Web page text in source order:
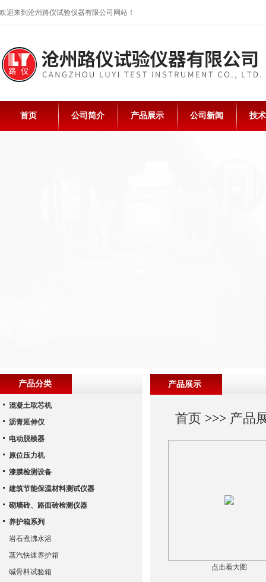
欢迎来到沧州路仪试验仪器有限公司网站！
首页 公司简介 产品展示 公司新闻 技
产品展示
首页 >>> 产品
点击看大图
产品分类
混凝土取芯机
沥青延伸仪
电动脱模器
原位压力机
漆膜检测设备
建筑节能保温材料测试仪器
砌墙砖、路面砖检测仪器
养护箱系列
岩石煮沸水浴
蒸汽快速养护箱
碱骨料试验箱